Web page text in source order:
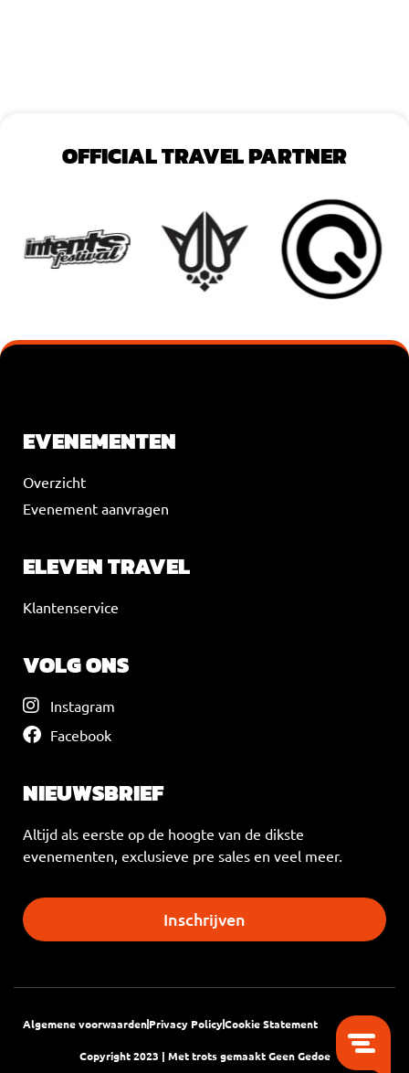
OFFICIAL TRAVEL PARTNER
EVENEMENTEN
Overzicht
Evenement aanvragen
ELEVEN TRAVEL
Klantenservice
VOLG ONS
Instagram
Facebook
NIEUWSBRIEF
Altijd als eerste op de hoogte van de dikste
evenementen, exclusieve pre sales en veel meer.
Inschrijven
Algemene voorwaardenPrivacy PolicyCookie Statement
Copyright 2023 | Met trots gemaaktGeen Gedoe